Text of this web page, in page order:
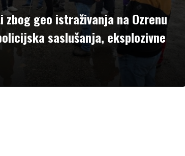
geo istraživanja na Ozrenu
saslušanja, eksplozivne